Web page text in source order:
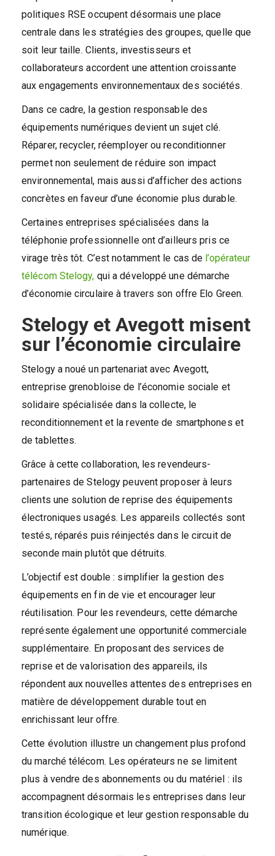
politiques RSE occupent désormais une place
centrale dans les stratégies des groupes, quelle que
soit leur taille. Clients, investisseurs et
collaborateurs accordent une attention croissante
aux engagements environnementaux des sociétés.
Dans ce cadre, la gestion responsable des
équipements numériques devient un sujet clé.
Réparer, recycler, réemployer ou reconditionner
permet non seulement de réduire son impact
environnemental, mais aussi d’afficher des actions
concrètes en faveur d’une économie plus durable.
Certaines entreprises spécialisées dans la
téléphonie professionnelle ont d’ailleurs pris ce
virage très tôt. C’est notamment le cas de l’opérateur
télécom Stelogy, qui a développé une démarche
d’économie circulaire à travers son offre Elo Green.
Stelogy et Avegott misent
sur l’économie circulaire
Stelogy a noué un partenariat avec Avegott,
entreprise grenobloise de l’économie sociale et
solidaire spécialisée dans la collecte, le
reconditionnement et la revente de smartphones et
de tablettes.
Grâce à cette collaboration, les revendeurs-
partenaires de Stelogy peuvent proposer à leurs
clients une solution de reprise des équipements
électroniques usagés. Les appareils collectés sont
testés, réparés puis réinjectés dans le circuit de
seconde main plutôt que détruits.
L’objectif est double : simplifier la gestion des
équipements en fin de vie et encourager leur
réutilisation. Pour les revendeurs, cette démarche
représente également une opportunité commerciale
supplémentaire. En proposant des services de
reprise et de valorisation des appareils, ils
répondent aux nouvelles attentes des entreprises en
matière de développement durable tout en
enrichissant leur offre.
Cette évolution illustre un changement plus profond
du marché télécom. Les opérateurs ne se limitent
plus à vendre des abonnements ou du matériel : ils
accompagnent désormais les entreprises dans leur
transition écologique et leur gestion responsable du
numérique.